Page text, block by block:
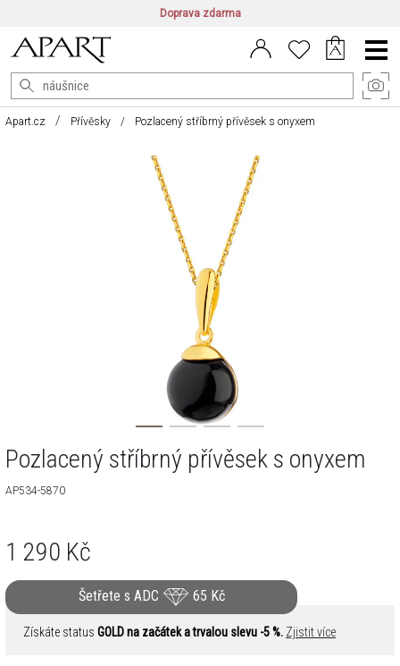
Doprava zdarma
CZ/CZK | EN/EUR PL/PLN
Main
Menu
Apart.cz Přívěsky Pozlacený stříbrný přívěsek s onyxem
Pozlacený stříbrný přívěsek s onyxem
AP534-5870
1 290 Kč
Šetřete s ADC 65 Kč
Získáte status GOLD na začátek a trvalou slevu -5 %. Zjistit více